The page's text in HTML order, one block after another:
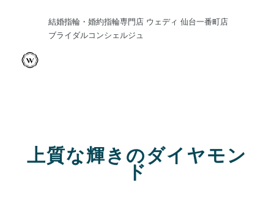
結婚指輪・婚約指輪専門店 ウェディ 仙台一番町店
ブライダルコンシェルジュ
上質な輝きのダイヤモン
ド